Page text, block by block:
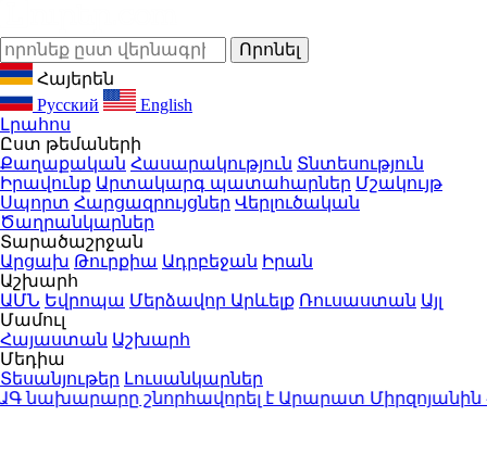
Հայերեն
Русский
English
Լրահոս
Ըստ թեմաների
Քաղաքական Հասարակություն Տնտեսություն
Իրավունք Արտակարգ պատահարներ Մշակույթ
Սպորտ Հարցազրույցներ Վերլուծական
Ծաղրանկարներ
Տարածաշրջան
Արցախ Թուրքիա Ադրբեջան Իրան
Աշխարհ
ԱՄՆ Եվրոպա Մերձավոր Արևելք Ռուսաստան Այլ
Մամուլ
Հայաստան Աշխարհ
Մեդիա
Տեսանյութեր Լուսանկարներ
նախարարը շնորհավորել է Արարատ Միրզոյանին